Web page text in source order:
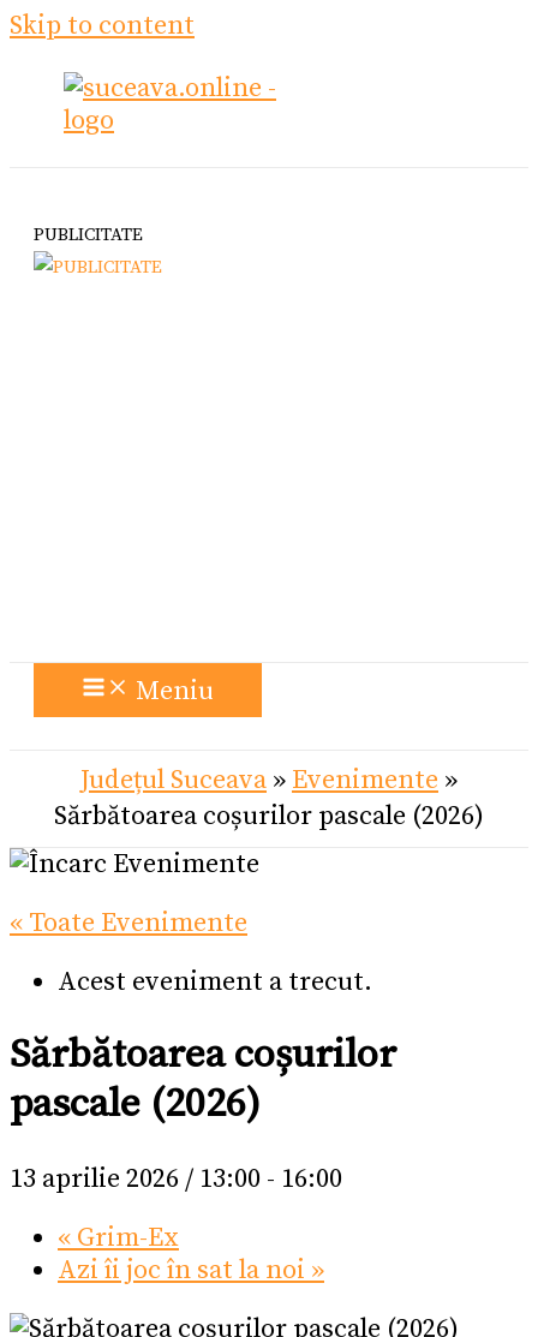
Skip to content
PUBLICITATE
Meniu
Județul Suceava » Evenimente »
Sărbătoarea coșurilor pascale (2026)
« Toate Evenimente
Acest eveniment a trecut.
Sărbătoarea coșurilor
pascale (2026)
13 aprilie 2026 / 13:00 - 16:00
« Grim-Ex
Azi îi joc în sat la noi »